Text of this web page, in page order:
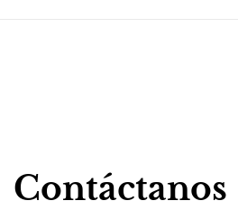
Contáctanos